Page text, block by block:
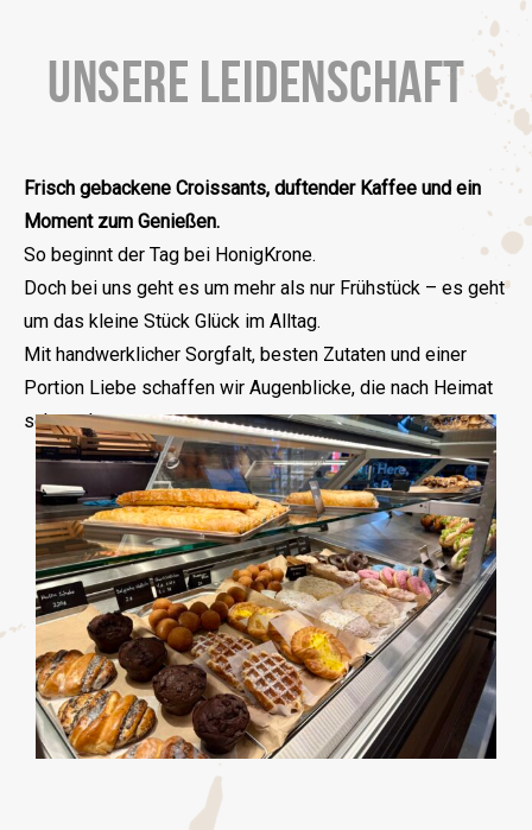
UNSERE LEIDENSCHAFT
Frisch gebackene Croissants, duftender Kaffee und ein
Moment zum Genießen.
So beginnt der Tag bei HonigKrone.
Doch bei uns geht es um mehr als nur Frühstück – es geht
um das kleine Stück Glück im Alltag.
Mit handwerklicher Sorgfalt, besten Zutaten und einer
Portion Liebe schaffen wir Augenblicke, die nach Heimat
schmecken.